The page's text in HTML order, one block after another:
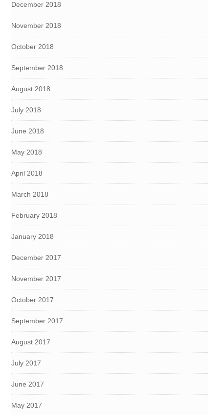
December 2018
November 2018
October 2018
September 2018
August 2018
July 2018
June 2018
May 2018
April 2018
March 2018
February 2018
January 2018
December 2017
November 2017
October 2017
September 2017
August 2017
July 2017
June 2017
May 2017